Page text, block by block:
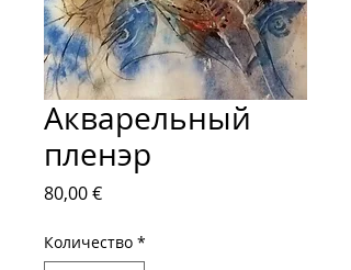
Акварельный
пленэр
80,00 €Цена
Количество *